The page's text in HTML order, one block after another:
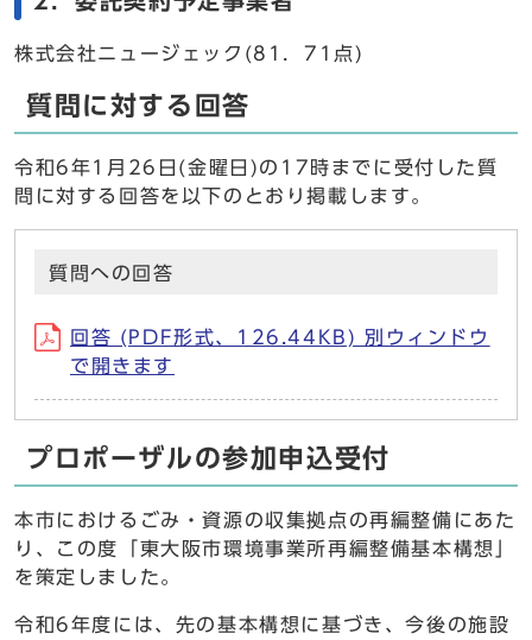
株式会社ニュージェック(81．71点)
質問に対する回答
令和6年1月26日(金曜日)の17時までに受付した質
問に対する回答を以下のとおり掲載します。
質問への回答
回答 (PDF形式、126.44KB) 別ウィンドウ
で開きます
プロポーザルの参加申込受付
本市におけるごみ・資源の収集拠点の再編整備にあた
り、この度「東大阪市環境事業所再編整備基本構想」
を策定しました。
令和6年度には、先の基本構想に基づき、今後の施設